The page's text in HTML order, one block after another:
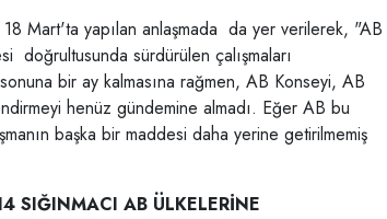
Mart'ta yapılan anlaşmada da yer verilerek, "AB
doğrultusunda sürdürülen çalışmaları
bir ay kalmasına rağmen, AB Konseyi, AB
henüz gündemine almadı. Eğer AB bu
başka bir maddesi daha yerine getirilmemiş
SIĞINMACI AB ÜLKELERİNE